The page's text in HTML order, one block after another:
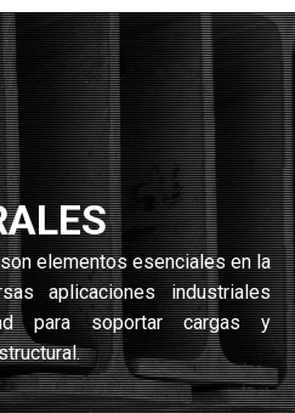
elementos esenciales en la
aplicaciones industriales
para soportar cargas y